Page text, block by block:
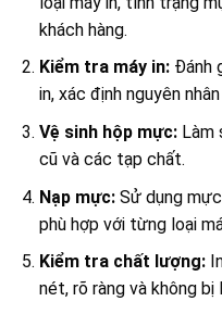
khách hàng.
Kiểm tra máy in:Đánh
in, xác định nguyên
Vệ sinh hộp mực:Làm
cũ và các tạp chất.
Nạp mực:Sử dụng mực
phù hợp với từng loại
Kiểm tra chất lượng:
nét, rõ ràng và không bị